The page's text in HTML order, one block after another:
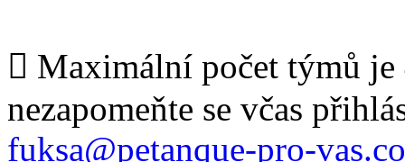
 Maximální počet týmů
nezapomeňte se včas
fuksa@petanque-pro-